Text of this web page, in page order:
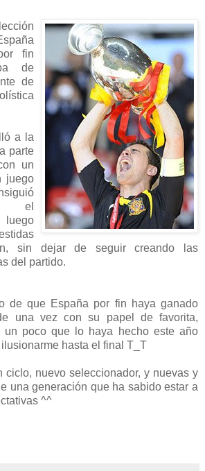
fin
de
de
a la
parte
un
juego
el
sin dejar de seguir creando las
del partido.
de que España por fin haya ganado
una vez con su papel de favorita,
un poco que lo haya hecho este año
hasta el final T_T
ciclo, nuevo seleccionador, y nuevas y
una generación que ha sabido estar a
^^